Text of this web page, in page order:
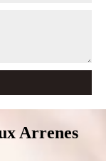
Arrenes